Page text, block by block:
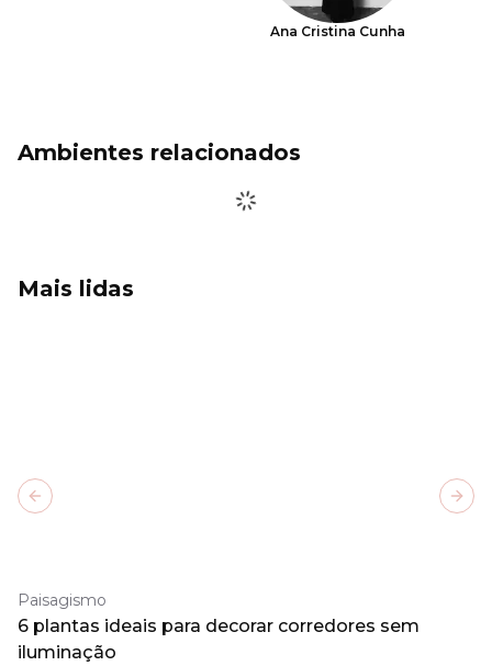
Ana Cristina Cunha
Ambientes relacionados
Mais lidas
Paisagismo
6 plantas ideais para decorar corredores sem
iluminação
Previous slide